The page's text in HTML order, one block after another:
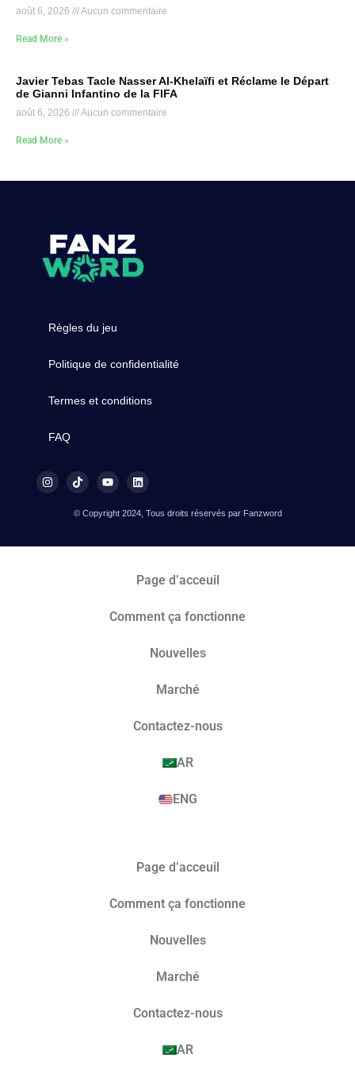
août 6, 2026 Aucun commentaire
Read More »
Javier Tebas Tacle Nasser Al-Khelaïfi et Réclame le Départ
de Gianni Infantino de la FIFA
août 6, 2026 Aucun commentaire
Read More »
Règles du jeu
Politique de confidentialité
Termes et conditions
FAQ
© Copyright 2024, Tous droits réservés par Fanzword
Page d’acceuil
Comment ça fonctionne
Nouvelles
Marché​
Contactez-nous
AR
ENG
Page d’acceuil
Comment ça fonctionne
Nouvelles
Marché​
Contactez-nous
AR